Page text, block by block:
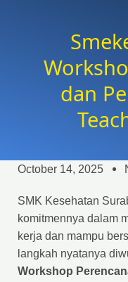
dan
October 14, 2025
SMK Kesehatan
komitmennya dalam
kerja dan mampu
langkah nyatanya
Workshop